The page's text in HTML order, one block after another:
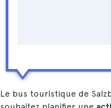
Le bus touristique de